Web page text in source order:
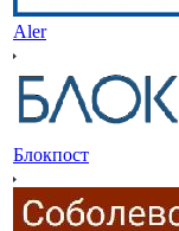
Aler
Блокпост